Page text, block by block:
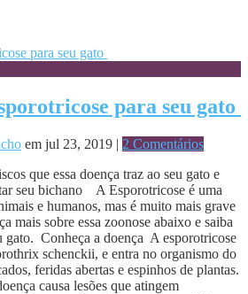
para seu gato
em jul 23, 2019 | 2 Comentários
que essa doença traz ao seu gato e
seu bichano A Esporotricose é uma
e humanos, mas é muito mais grave
mais sobre essa zoonose abaixo e saiba
gato. Conheça a doença A esporotricose
schenckii, e entra no organismo do
feridas abertas e espinhos de plantas.
causa lesões que atingem